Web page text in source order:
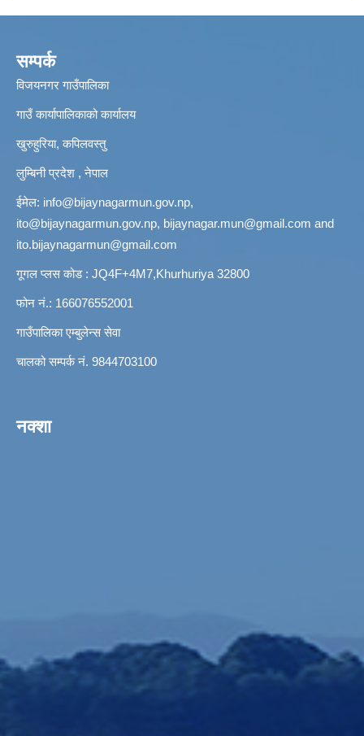
सम्पर्क
विजयनगर गाउँपालिका
गाउँ कार्यापालिकाको कार्यालय
खुरुहुरिया, कपिलवस्तु
लुम्बिनी प्रदेश , नेपाल
ईमेल: info@bijaynagarmun.gov.np,
ito@bijaynagarmun.gov.np, bijaynagar.mun@gmail.com and
ito.bijaynagarmun@gmail.com
गूगल प्लस कोड : JQ4F+4M7,Khurhuriya 32800
फोन नं.: 166076552001
गाउँपालिका एम्बुलेन्स सेवा
चालको सम्पर्क नं. 9844703100
नक्शा